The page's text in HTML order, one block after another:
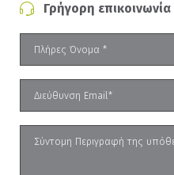
Γρήγορη επικοινωνία